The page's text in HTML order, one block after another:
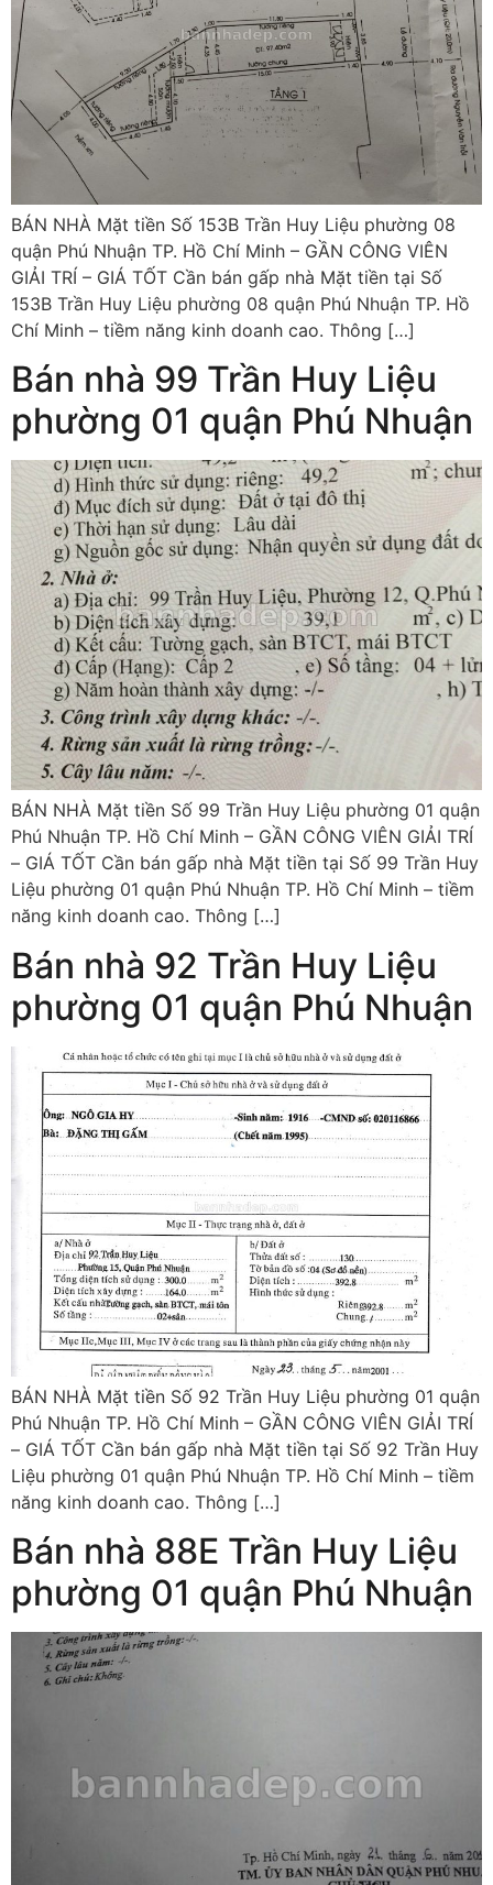
BÁN NHÀ Mặt tiền Số 153B Trần Huy Liệu phường 08
quận Phú Nhuận TP. Hồ Chí Minh – GẦN CÔNG VIÊN
GIẢI TRÍ – GIÁ TỐT Cần bán gấp nhà Mặt tiền tại Số
153B Trần Huy Liệu phường 08 quận Phú Nhuận TP. Hồ
Chí Minh – tiềm năng kinh doanh cao. Thông […]
Bán nhà 99 Trần Huy Liệu
phường 01 quận Phú Nhuận
BÁN NHÀ Mặt tiền Số 99 Trần Huy Liệu phường 01 quận
Phú Nhuận TP. Hồ Chí Minh – GẦN CÔNG VIÊN GIẢI TRÍ
– GIÁ TỐT Cần bán gấp nhà Mặt tiền tại Số 99 Trần Huy
Liệu phường 01 quận Phú Nhuận TP. Hồ Chí Minh – tiềm
năng kinh doanh cao. Thông […]
Bán nhà 92 Trần Huy Liệu
phường 01 quận Phú Nhuận
BÁN NHÀ Mặt tiền Số 92 Trần Huy Liệu phường 01 quận
Phú Nhuận TP. Hồ Chí Minh – GẦN CÔNG VIÊN GIẢI TRÍ
– GIÁ TỐT Cần bán gấp nhà Mặt tiền tại Số 92 Trần Huy
Liệu phường 01 quận Phú Nhuận TP. Hồ Chí Minh – tiềm
năng kinh doanh cao. Thông […]
Bán nhà 88E Trần Huy Liệu
phường 01 quận Phú Nhuận